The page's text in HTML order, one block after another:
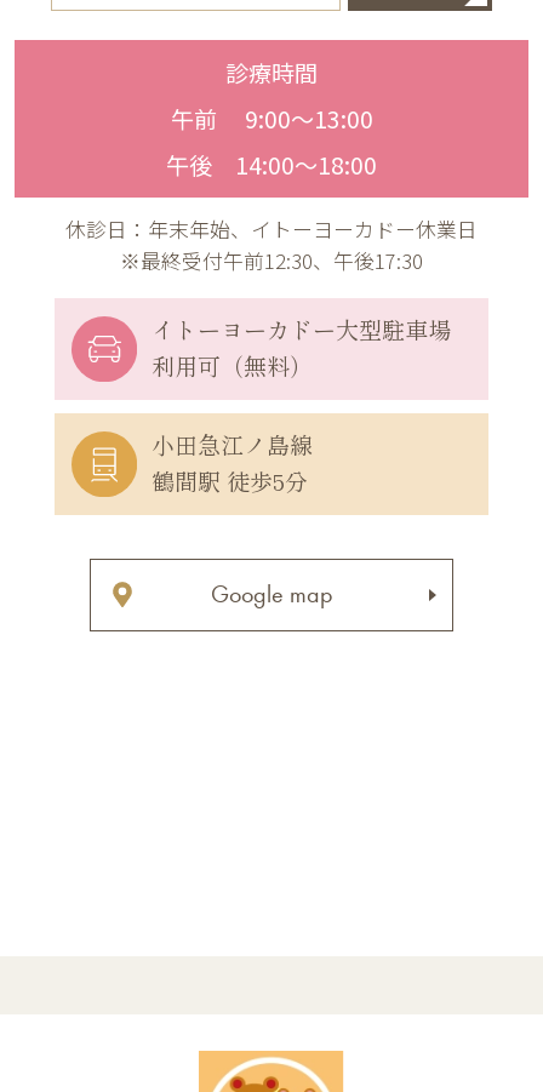
診療時間
午前 9:00〜13:00
午後 14:00〜18:00
休診日：年末年始、イトーヨーカドー休業日
※最終受付午前12:30、午後17:30
イトーヨーカドー大型駐車場
利用可（無料）
小田急江ノ島線
鶴間駅 徒歩5分
Google map